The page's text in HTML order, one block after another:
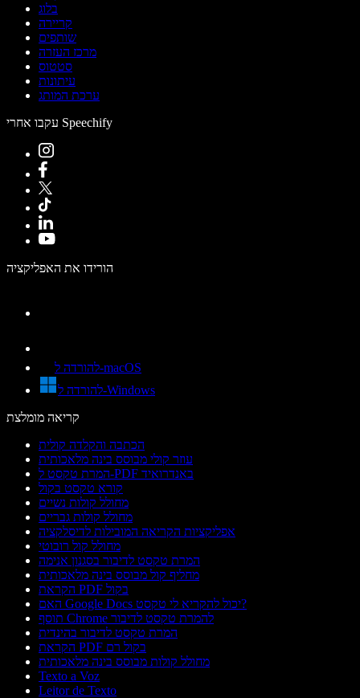
בלוג
קריירה
שותפים
מרכז העזרה
סטטוס
עיתונות
ערכת המותג
עקבו אחרי Speechify
הורידו את האפליקציה
להורדה ל-macOS
להורדה ל-Windows
קריאה מומלצת
הכתבה והקלדה קולית
עוזר קולי מבוסס בינה מלאכותית
המרת טקסט ל-PDF באנדרואיד
קורא טקסט בקול
מחולל קולות נשיים
מחולל קולות גבריים
אפליקציות הקריאה המובילות לדיסלקציה
מחולל קול רובוטי
המרת טקסט לדיבור בסגנון אנימה
מחליף קול מבוסס בינה מלאכותית
הקראת PDF בקול
האם Google Docs יכול להקריא לי טקסט?
תוסף Chrome להמרת טקסט לדיבור
המרת טקסט לדיבור בהינדית
הקראת PDF בקול רם
מחולל קולות מבוסס בינה מלאכותית
Texto a Voz
Leitor de Texto